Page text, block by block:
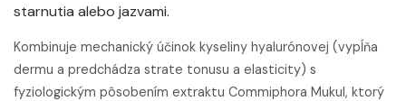
starnutia alebo jazvami.
Kombinuje mechanický účinok kyseliny hyalurónovej (vypĺňa
dermu a predchádza strate tonusu a elasticity) s
fyziologickým pôsobením extraktu Commiphora Mukul, ktorý